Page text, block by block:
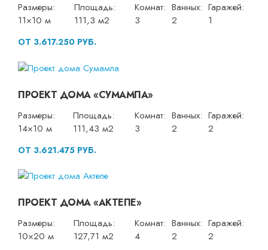
Размеры:
11×10 м
Площадь:
111,3 м2
Комнат:
3
Ванных:
2
Гаражей:
1
ОТ 3.617.250 РУБ.
ПРОЕКТ ДОМА «СУМАМПА»
Размеры:
14×10 м
Площадь:
111,43 м2
Комнат:
3
Ванных:
2
Гаражей:
2
ОТ 3.621.475 РУБ.
ПРОЕКТ ДОМА «АКТЕПЕ»
Размеры:
10×20 м
Площадь:
127,71 м2
Комнат:
4
Ванных:
2
Гаражей:
2